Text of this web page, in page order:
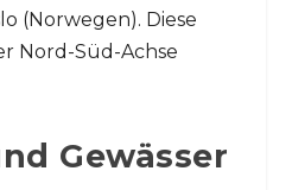
(Norwegen). Diese
Nord-Süd-Achse
Gewässer